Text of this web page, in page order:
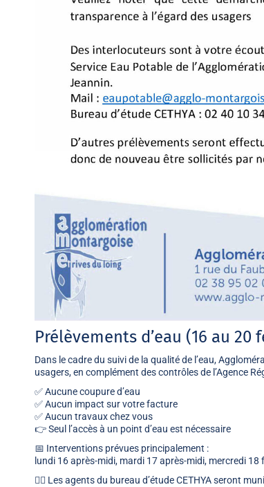
Prélèvements d’eau (16 au 20
Dans le cadre du suivi de la qualité de l’eau,
usagers, en complément des contrôles de l’Agence
✅ Aucune coupure d’eau
✅ Aucun impact sur votre facture
✅ Aucun travaux chez vous
👉 Seul l’accès à un point d’eau est nécessaire
📅 Interventions prévues principalement :
lundi 16 après-midi, mardi 17 après-midi, mercredi 18
👷‍♀️ Les agents du bureau d’étudeCETHYAseront